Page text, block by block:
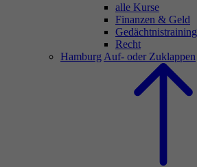
alle Kurse
Finanzen & Geld
Gedächtnistraining
Recht
Hamburg Auf- oder Zuklappen